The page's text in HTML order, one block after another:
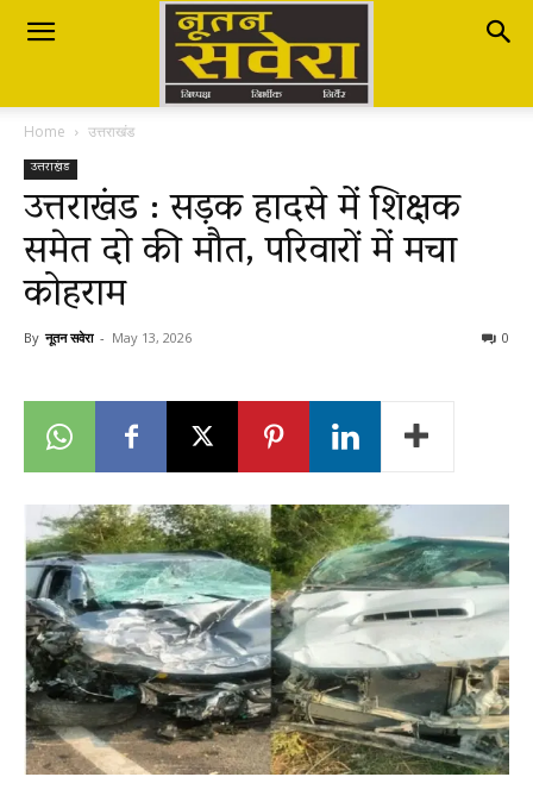
Nutan
Savera
नूतन
सवेरा
Breaking
News
LIVE
Home उत्तराखंड
उत्तराखंड
उत्तराखंड : सड़क हादसे में शिक्षक
समेत दो की मौत, परिवारों में मचा
कोहराम
By नूतन सवेरा - May 13, 2026 0